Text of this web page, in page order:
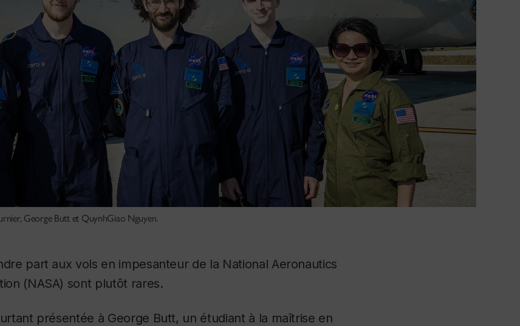
George Butt et QuynhGiao Nguyen.
part aux vols en impesanteur de la National Aeronautics
(NASA) sont plutôt rares.
présentée à George Butt, un étudiant à la maîtrise en